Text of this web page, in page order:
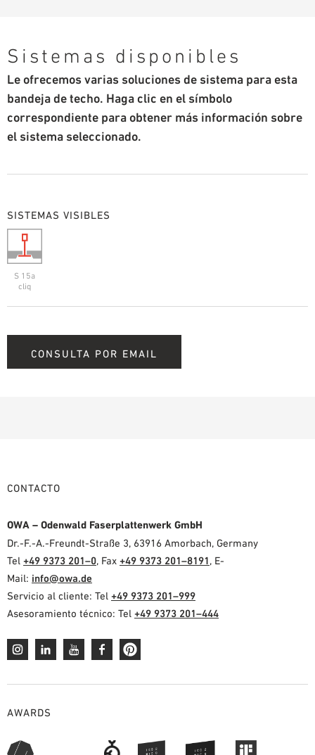
Sistemas disponibles
Le ofrecemos varias soluciones de sistema para esta
bandeja de techo. Haga clic en el símbolo
correspondiente para obtener más información sobre
el sistema seleccionado.
SISTEMAS VISIBLES
S 15a
cliq
CONSULTA POR EMAIL
CONTACTO
OWA – Odenwald Faserplattenwerk GmbH
Dr.-F.-A.-Freundt-Straße 3, 63916 Amorbach, Germany
Tel +49 9373 201–0, Fax +49 9373 201–8191, E-
Mail: info@owa.de
Servicio al cliente: Tel +49 9373 201–999
Asesoramiento técnico: Tel +49 9373 201–444
AWARDS